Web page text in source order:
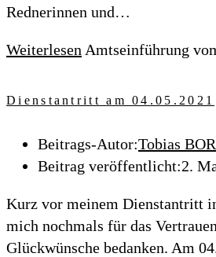
Rednerinnen und…
Weiterlesen Amtseinführung
Dienstantritt am 04.05.2021
Beitrags-Autor:Tobias
Beitrag veröffentlicht:2.
Kurz vor meinem Dienstantritt
mich nochmals für das
Glückwünsche bedanken. Am